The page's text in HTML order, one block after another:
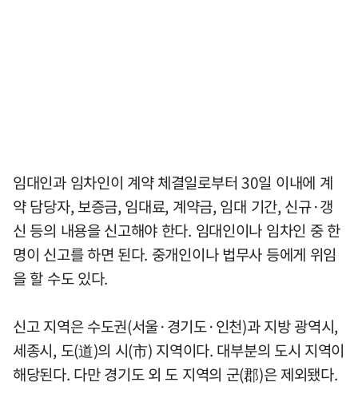
임대인과 임차인이 계약 체결일로부터 30일 이내에 계
약 담당자, 보증금, 임대료, 계약금, 임대 기간, 신규·갱
신 등의 내용을 신고해야 한다. 임대인이나 임차인 중 한
명이 신고를 하면 된다. 중개인이나 법무사 등에게 위임
을 할 수도 있다.
신고 지역은 수도권(서울·경기도·인천)과 지방 광역시,
세종시, 도(道)의 시(市) 지역이다. 대부분의 도시 지역이
해당된다. 다만 경기도 외 도 지역의 군(郡)은 제외됐다.